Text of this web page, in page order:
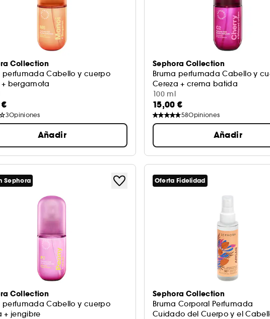
Collection
perfumada Cabello y cuerpo
+ bergamota
3Opiniones
Añadir
Sephora Collection
Bruma perfumada Cabello y
Cereza + crema batida
100 ml
15,00 €
58Opiniones
Añadir
Sephora
Collection
perfumada Cabello y cuerpo
+ jengibre
Oferta Fidelidad
Sephora Collection
Bruma Corporal Perfumada
Cuidado del Cuerpo y el